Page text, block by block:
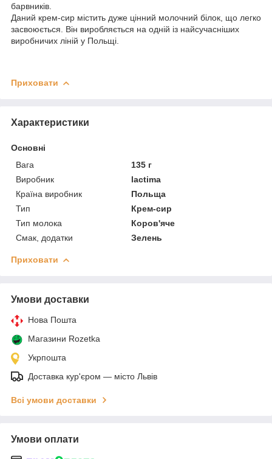
барвників.
Даний крем-сир містить дуже цінний молочний білок, що легко
засвоюється. Він виробляється на одній із найсучасніших
виробничих ліній у Польщі.
Приховати
Характеристики
Основні
Вага
135 г
Виробник
lactima
Країна виробник
Польща
Тип
Крем-сир
Тип молока
Коров'яче
Смак, додатки
Зелень
Приховати
Умови доставки
Нова Пошта
Магазини Rozetka
Укрпошта
Доставка кур'єром — місто Львів
Всі умови доставки
Умови оплати